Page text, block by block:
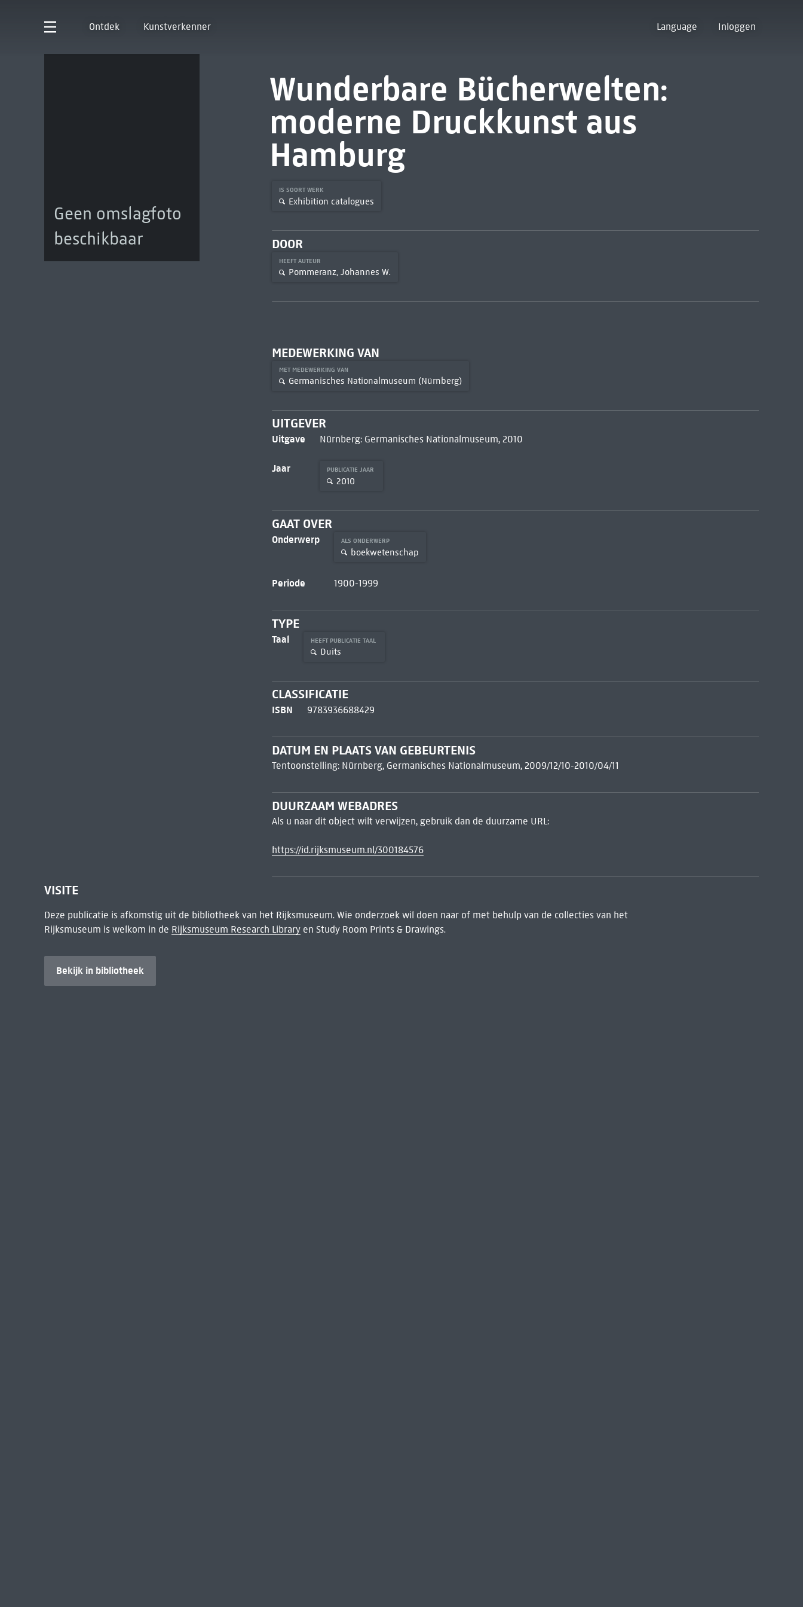
Ontdek Kunstverkenner Language Inloggen
Geen omslagfoto
beschikbaar
Wunderbare Bücherwelten:
moderne Druckkunst aus
Hamburg
IS SOORT WERK
Exhibition catalogues
DOOR
HEEFT AUTEUR
Pommeranz, Johannes W.
MEDEWERKING VAN
MET MEDEWERKING VAN
Germanisches Nationalmuseum (Nürnberg)
UITGEVER
Uitgave Nürnberg: Germanisches Nationalmuseum, 2010
Jaar PUBLICATIE JAAR
2010
GAAT OVER
Onderwerp ALS ONDERWERP
boekwetenschap
Periode 1900-1999
TYPE
Taal HEEFT PUBLICATIE TAAL
Duits
CLASSIFICATIE
ISBN 9783936688429
DATUM EN PLAATS VAN GEBEURTENIS
Tentoonstelling: Nürnberg, Germanisches Nationalmuseum, 2009/12/10-2010/04/11
DUURZAAM WEBADRES
Als u naar dit object wilt verwijzen, gebruik dan de duurzame URL:
https://id.rijksmuseum.nl/300184576
VISITE
Deze publicatie is afkomstig uit de bibliotheek van het Rijksmuseum. Wie onderzoek wil doen naar of met behulp van de collecties van het
Rijksmuseum is welkom in de Rijksmuseum Research Libraryen Study Room Prints & Drawings.
Bekijk in bibliotheek